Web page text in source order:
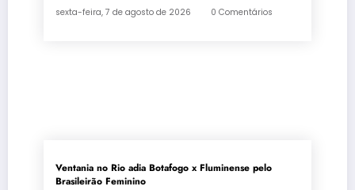
sexta-feira, 7 de agosto de 2026 0 Comentários
Ventania no Rio adia Botafogo x Fluminense pelo
Brasileirão Feminino